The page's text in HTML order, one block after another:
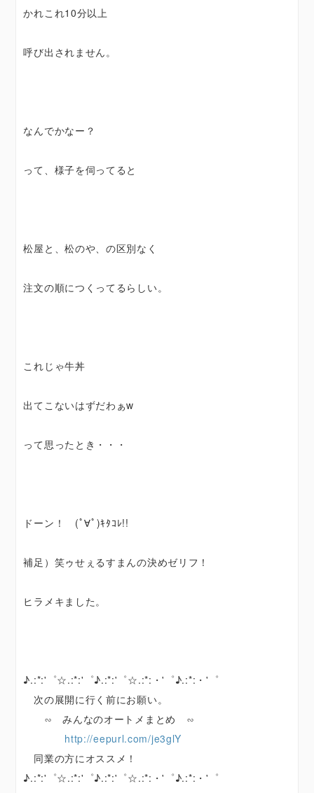
かれこれ10分以上
呼び出されません。
なんでかなー？
って、様子を伺ってると
松屋と、松のや、の区別なく
注文の順につくってるらしい。
これじゃ牛丼
出てこないはずだわぁw
って思ったとき・・・
ドーン！ (ﾟ∀ﾟ)ｷﾀｺﾚ!!
補足）笑ゥせぇるすまんの決めゼリフ！
ヒラメキました。
♪.:*:'゜☆.:*:'゜♪.:*:'゜☆.:*:・'゜♪.:*:・'゜
次の展開に行く前にお願い。
∽ みんなのオートメまとめ ∽
http://eepurl.com/je3glY
同業の方にオススメ！
♪.:*:'゜☆.:*:'゜♪.:*:'゜☆.:*:・'゜♪.:*:・'゜